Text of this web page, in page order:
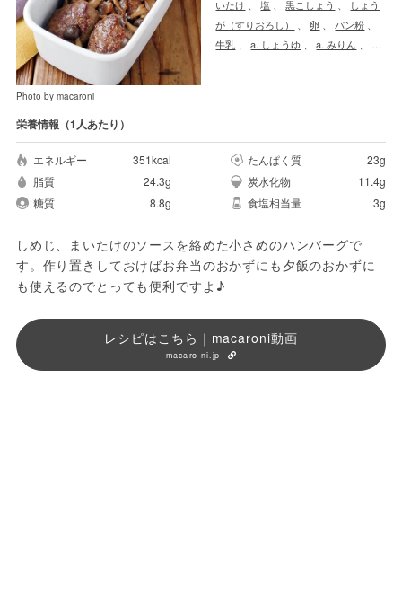
Photo by macaroni
いたけ
、塩 、黒こしょう
しょう
が（すりおろし）
卵 パン粉
牛乳
、a. しょうゆ 、a. みりん
a.
栄養情報（1人あたり）
エネルギー 351kcal たんぱく質
23g
脂質
24.3g 炭水化物
11.4g
糖質
8.8g 食塩相当量 3g
しめじ、まいたけのソースを絡めた小さめのハンバーグで
す。作り置きしておけばお弁当のおかずにも夕飯のおかずに
も使えるのでとっても便利ですよ♪
レシピはこちら｜macaroni動画
macaro-ni.jp